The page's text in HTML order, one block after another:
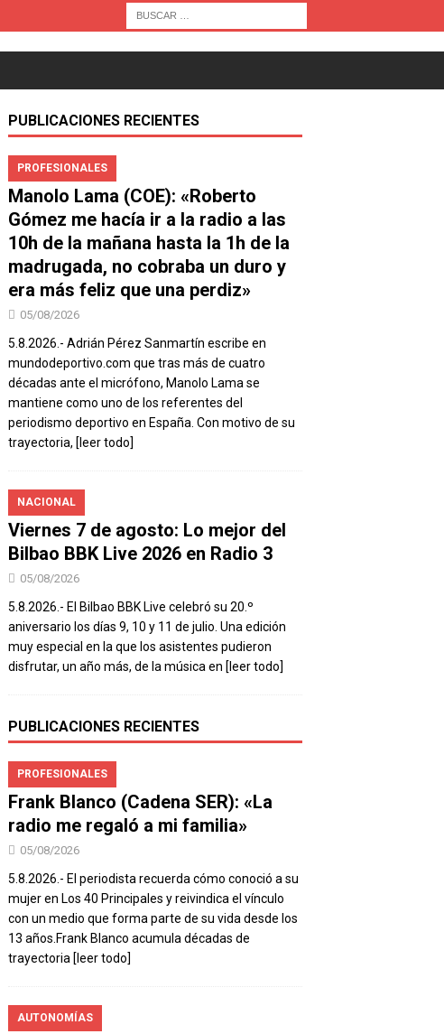
PUBLICACIONES RECIENTES
PROFESIONALES
Manolo Lama (COE): «Roberto
Gómez me hacía ir a la radio a las
10h de la mañana hasta la 1h de la
madrugada, no cobraba un duro y
era más feliz que una perdiz»
05/08/2026
5.8.2026.- Adrián Pérez Sanmartín escribe en
mundodeportivo.com que tras más de cuatro
décadas ante el micrófono, Manolo Lama se
mantiene como uno de los referentes del
periodismo deportivo en España. Con motivo de su
trayectoria, [leer todo]
NACIONAL
Viernes 7 de agosto: Lo mejor del
Bilbao BBK Live 2026 en Radio 3
05/08/2026
5.8.2026.- El Bilbao BBK Live celebró su 20.º
aniversario los días 9, 10 y 11 de julio. Una edición
muy especial en la que los asistentes pudieron
disfrutar, un año más, de la música en [leer todo]
PUBLICACIONES RECIENTES
PROFESIONALES
Frank Blanco (Cadena SER): «La
radio me regaló a mi familia»
05/08/2026
5.8.2026.- El periodista recuerda cómo conoció a su
mujer en Los 40 Principales y reivindica el vínculo
con un medio que forma parte de su vida desde los
13 años.Frank Blanco acumula décadas de
trayectoria [leer todo]
AUTONOMÍAS